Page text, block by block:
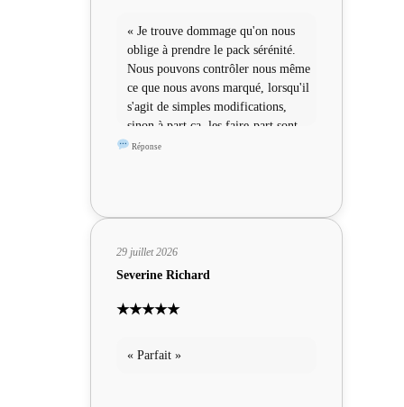
« Je trouve dommage qu'on nous
oblige à prendre le pack sérénité.
Nous pouvons contrôler nous même
ce que nous avons marqué, lorsqu'il
s'agit de simples modifications,
sinon à part ça, les faire-part sont
sympas »
Réponse
29 juillet 2026
Severine Richard
★★★★★
« Parfait »